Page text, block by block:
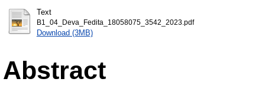
Text
B1_04_Deva_Fedita_18058075_3542_2023.pdf
Download (3MB)
Abstract